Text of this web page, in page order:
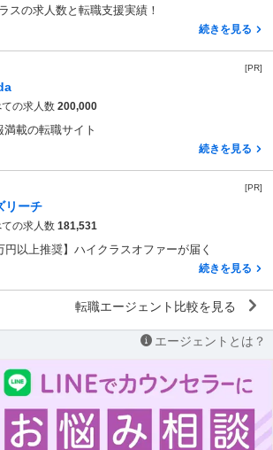
スの求人数と転職支援実績！
続きを見る
[PR]
の求人数 200,000
載の転職サイト
続きを見る
[PR]
リーチ
の求人数 181,531
円以上推奨】ハイクラスオファーが届く
続きを見る
転職エージェント比較を見る
エージェントとは？